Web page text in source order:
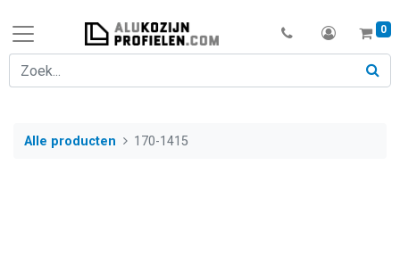
0
Alle producten 170-1415